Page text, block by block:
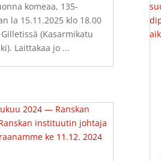
komeaa, 135-
la 15.11.2025 klo 18.00
(Kasarmikatu
Laittakaa jo ...